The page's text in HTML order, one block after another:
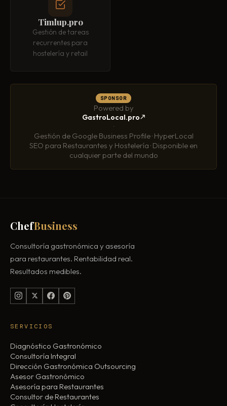
Timlup.pro
Gestión de tareas
recurrentes para
hostelería y retail
SPONSOR
Powered by
GastroLocal.pro
·
Gestión de Google Business Profile · HyperLocal
SEO para Restaurantes y Hostelería · Disponible en
cualquier parte del mundo
ChefBusiness
Consultoría gastronómica y asesoría
para restaurantes. Rentabilidad real.
Resultados medibles.
SERVICIOS
Diagnóstico Gastronómico
Consultoría Integral
Dirección Gastronómica Outsourcing
Asesor Gastronómico
Asesoría para Restaurantes
Consultor de Restaurantes